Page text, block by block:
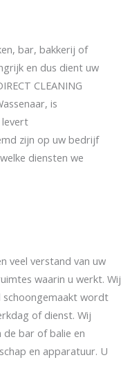
bar, bakkerij of
en dus dient uw
CLEANING
is
levert
zijn op uw bedrijf
diensten we
veel verstand van uw
waarin u werkt. Wij
schoongemaakt wordt
of dienst. Wij
bar of balie en
en apparatuur. U